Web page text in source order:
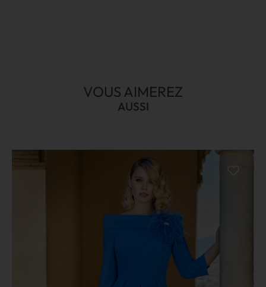
VOUS AIMEREZ
AUSSI